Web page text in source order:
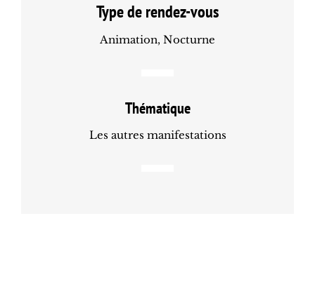
Type de rendez-vous
Animation, Nocturne
Thématique
Les autres manifestations